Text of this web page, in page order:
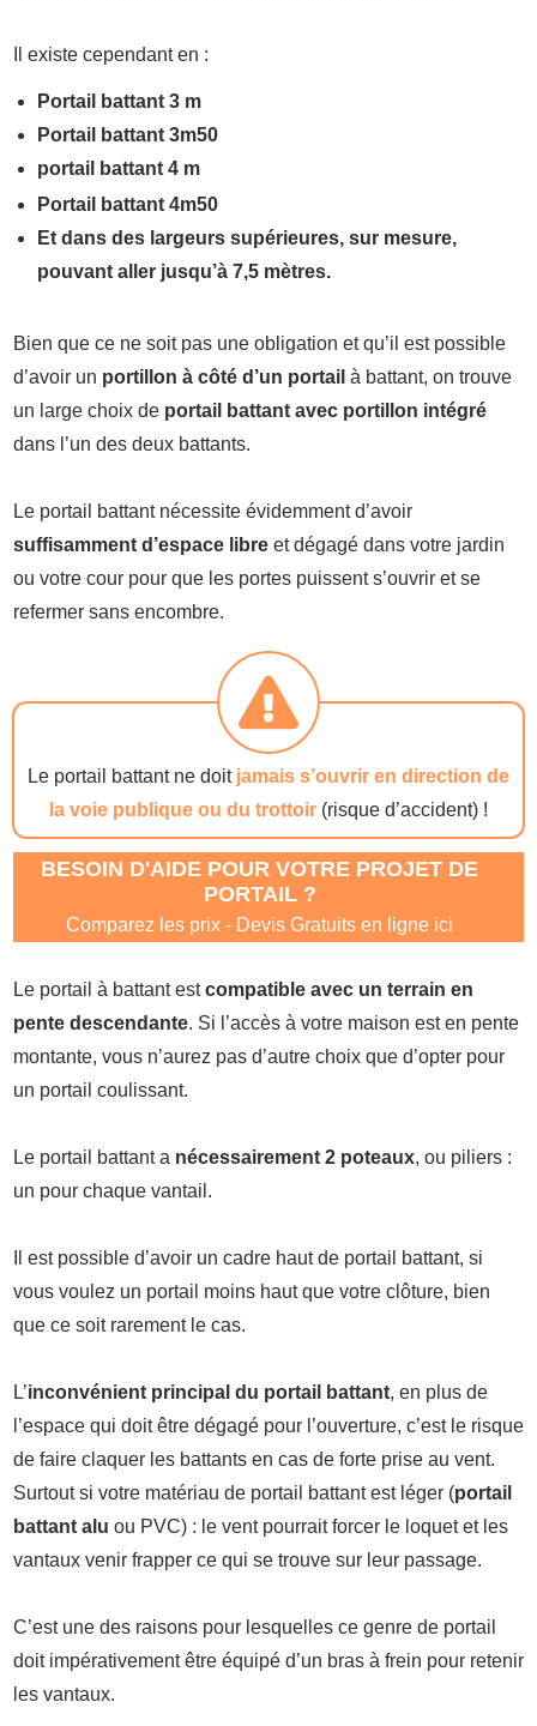
Il existe cependant en :
Portail battant 3 m
Portail battant 3m50
portail battant 4 m
Portail battant 4m50
Et dans des largeurs supérieures, sur mesure,
pouvant aller jusqu’à 7,5 mètres.
Bien que ce ne soit pas une obligation et qu’il est possible
d’avoir un portillon à côté d’un portail à battant, on trouve
un large choix de portail battant avec portillon intégré
dans l’un des deux battants.
Le portail battant nécessite évidemment d’avoir
suffisamment d’espace libre et dégagé dans votre jardin
ou votre cour pour que les portes puissent s’ouvrir et se
refermer sans encombre.
Le portail battant ne doit jamais s’ouvrir en direction de
la voie publique ou du trottoir (risque d’accident) !
BESOIN D'AIDE POUR VOTRE PROJET DE
PORTAIL ?
Comparez les prix - Devis Gratuits en ligne ici
Le portail à battant estcompatible avec un terrain en
pente descendante. Si l’accès à votre maison est en pente
montante, vous n’aurez pas d’autre choix que d’opter pour
un portail coulissant.
Le portail battant a nécessairement 2 poteaux, ou piliers :
un pour chaque vantail.
Il est possible d’avoir un cadre haut de portail battant, si
vous voulez un portail moins haut que votre clôture, bien
que ce soit rarement le cas.
L’inconvénient principal du portail battant, en plus de
l’espace qui doit être dégagé pour l’ouverture, c’est le risque
de faire claquer les battants en cas de forte prise au vent.
Surtout si votre matériau de portail battant est léger (portail
battant alu ou PVC) : le vent pourrait forcer le loquet et les
vantaux venir frapper ce qui se trouve sur leur passage.
C’est une des raisons pour lesquelles ce genre de portail
doit impérativement être équipé d’un bras à frein pour retenir
les vantaux.